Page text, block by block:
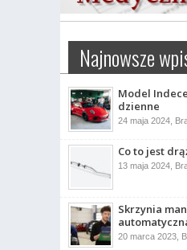
Najnowsze
Model
dzienne
24 maja 2024,
Co to jest
13 maja 2024,
Skrzynia
20 marca 2023,